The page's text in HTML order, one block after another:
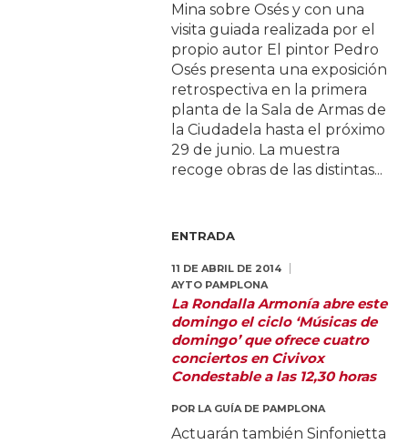
Mina sobre Osés y con una
visita guiada realizada por el
propio autor El pintor Pedro
Osés presenta una exposición
retrospectiva en la primera
planta de la Sala de Armas de
la Ciudadela hasta el próximo
29 de junio. La muestra
recoge obras de las distintas...
ENTRADA
11 DE ABRIL DE 2014
AYTO PAMPLONA
La Rondalla Armonía abre este
domingo el ciclo ‘Músicas de
domingo’ que ofrece cuatro
conciertos en Civivox
Condestable a las 12,30 horas
POR LA GUÍA DE PAMPLONA
Actuarán también Sinfonietta